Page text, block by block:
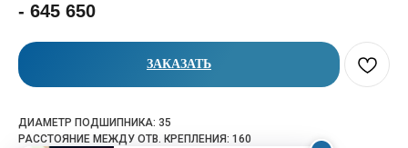
- 645 650
ЗАКАЗАТЬ
ДИАМЕТР ПОДШИПНИКА: 35
РАССТОЯНИЕ МЕЖДУ ОТВ. КРЕПЛЕНИЯ: 160